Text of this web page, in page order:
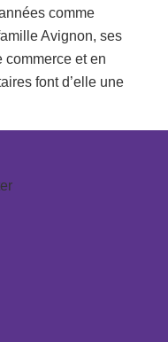
comme
Avignon, ses
et en
font d’elle une